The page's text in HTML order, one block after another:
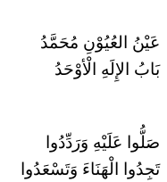
عَيْنُ العُيُوْنِ مُحَمَّدُ
بَابُ الإِلَهِ الْأوْحَدُ
صَلُّوا عَلَيْهِ وَرَدِّدُوا
تَجِدُوا الْهَنَاءَ وَتَسْعَدُوا